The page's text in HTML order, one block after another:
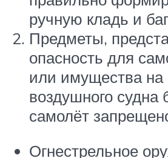
ручную кладь и
Предметы,
опасность для
или имущества на
воздушного судна
самолёт
Огнестрельное